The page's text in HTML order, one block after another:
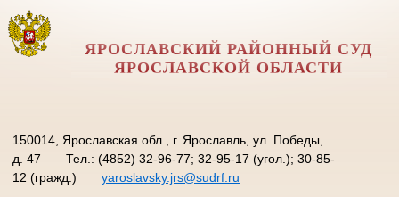
ЯРОСЛАВСКИЙ РАЙОННЫЙ СУД
ЯРОСЛАВСКОЙ ОБЛАСТИ
150014, Ярославская обл., г. Ярославль, ул. Победы,
д. 47
Тел.: (4852) 32-96-77; 32-95-17 (угол.); 30-85-
12 (гражд.)
yaroslavsky.jrs@sudrf.ru